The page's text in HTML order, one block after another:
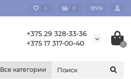
0 0 BYN
+375 29 328-33-36
+375 17 317-00-40
0
Все категории